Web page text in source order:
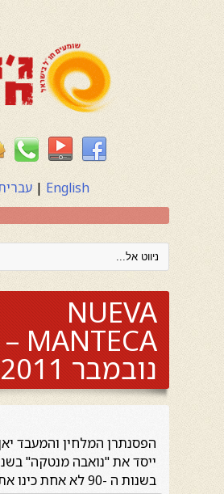
English
|
NUEVA
MANTECA –
נובמבר 2011
הפסנתרן המלחין והמעבד
בשנות ה -90 לא אחת כינו